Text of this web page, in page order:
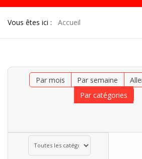
Vous êtes ici : Accueil
Par mois Par semaine
Par catégories